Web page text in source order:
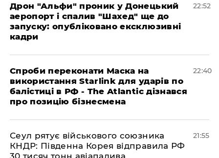
​Дрон "Альфи" проник у Донецький
аеропорт і спалив "Шахед" ще до
запуску: опубліковано ексклюзивні
кадри
22:52
​Спроби переконати Маска на
використання Starlink для ударів по
балістиці в РФ - The Atlantic дізнався
про позицію бізнесмена
22:40
​Сеул рятує військового союзника
КНДР: Південна Корея відправила РФ
30 тисяч тонн авіапалива
21:55